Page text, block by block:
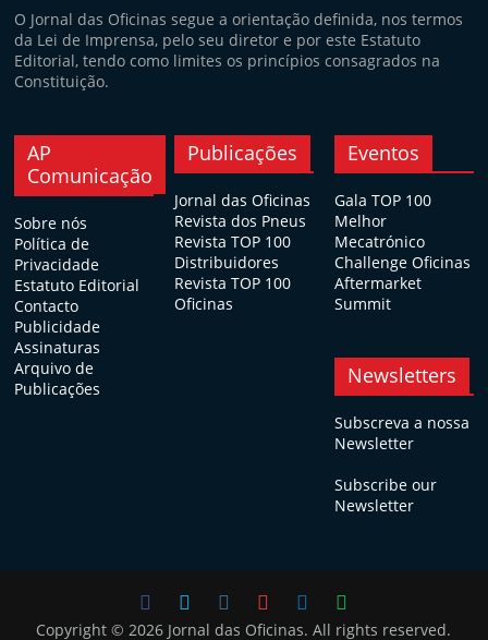
O Jornal das Oficinas segue a orientação definida, nos termos
da Lei de Imprensa, pelo seu diretor e por este Estatuto
Editorial, tendo como limites os princípios consagrados na
Constituição.
AP
Comunicação
Sobre nós
Política de
Privacidade
Estatuto Editorial
Contacto
Publicidade
Assinaturas
Arquivo de
Publicações
Publicações
Jornal das Oficinas
Revista dos Pneus
Revista TOP 100
Distribuidores
Revista TOP 100
Oficinas
Eventos
Gala TOP 100
Melhor
Mecatrónico
Challenge Oficinas
Aftermarket
Summit
Newsletters
Subscreva a nossa
Newsletter
Subscribe our
Newsletter
Copyright © 2026 Jornal das Oficinas. All rights reserved.